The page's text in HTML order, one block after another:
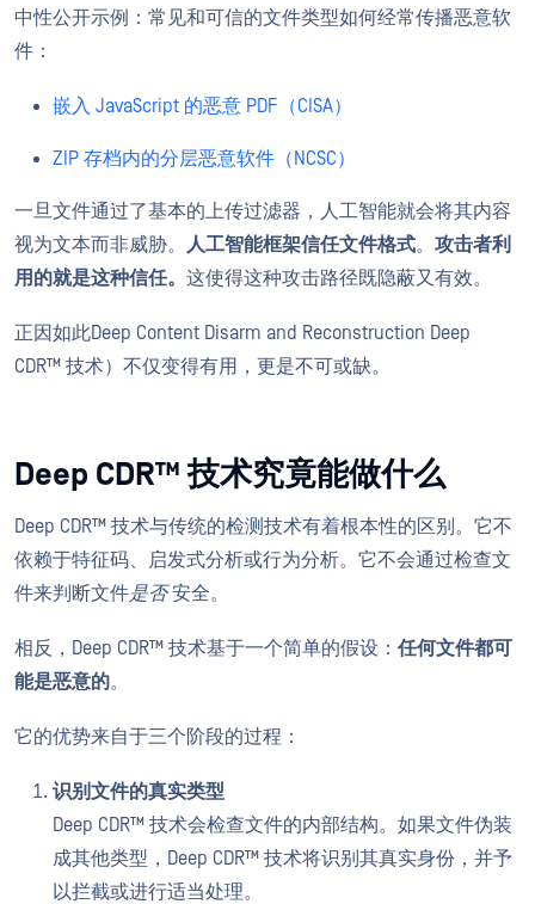
中性公开示例：常见和可信的文件类型如何经常传播恶意软
件：
嵌入 JavaScript 的恶意 PDF（CISA）
ZIP 存档内的分层恶意软件（NCSC）
一旦文件通过了基本的上传过滤器，人工智能就会将其内容
视为文本而非威胁。
人工智能框架信任文件格式。 攻击者利
用的就是这种信任。 这使得这种攻击路径既隐蔽又有效。
正因如此Deep Content Disarm and Reconstruction Deep
CDR™ 技术）不仅变得有用，更是不可或缺。
Deep CDR™ 技术究竟能做什么
Deep CDR™ 技术与传统的检测技术有着根本性的区别。它不
依赖于特征码、启发式分析或行为分析。它不会通过检查文
件来判断文件是否安全。
相反，Deep CDR™ 技术基于一个简单的假设： 任何文件都可
能是恶意的。
它的优势来自于三个阶段的过程：
识别文件的真实类型
Deep CDR™ 技术会检查文件的内部结构。如果文件伪装
成其他类型，Deep CDR™ 技术将识别其真实身份，并予
以拦截或进行适当处理。